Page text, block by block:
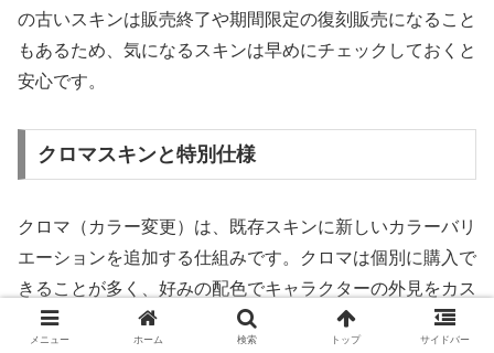
の古いスキンは販売終了や期間限定の復刻販売になること
もあるため、気になるスキンは早めにチェックしておくと
安心です。
クロマスキンと特別仕様
クロマ（カラー変更）は、既存スキンに新しいカラーバリ
エーションを追加する仕組みです。クロマは個別に購入で
きることが多く、好みの配色でキャラクターの外見をカス
タマイズできます。
メニュー ホーム 検索 トップ サイドバー